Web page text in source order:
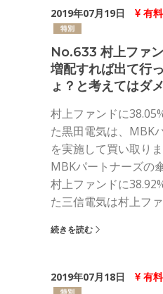
2019年07月19日 有
No.633 村上ファ
増配すれば出て行
ょ？と考えてはダメ
村上ファンドに
た黒田電気は、MBK
を実施して買い取り
MBKパートナーズの
村上ファンドに
た三信電気は村上フ
続きを読む
2019年07月18日 有